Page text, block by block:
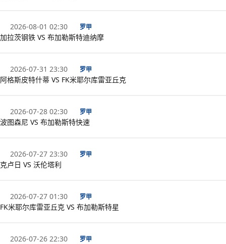
2026-08-01 02:30 罗甲
加拉茨钢铁 VS 布加勒斯特迪纳摩
2026-07-31 23:30 罗甲
阿格斯皮特什蒂 VS FK米耶尔库雷亚丘克
2026-07-28 02:30 罗甲
波图森尼 VS 布加勒斯特快速
2026-07-27 23:30 罗甲
克卢日 VS 沃伦塔利
2026-07-27 01:30 罗甲
FK米耶尔库雷亚丘克 VS 布加勒斯特星
2026-07-26 22:30 罗甲